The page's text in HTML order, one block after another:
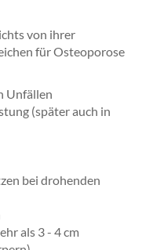
von ihrer
für Osteoporose
Unfällen
(später auch in
bei drohenden
als 3 - 4 cm